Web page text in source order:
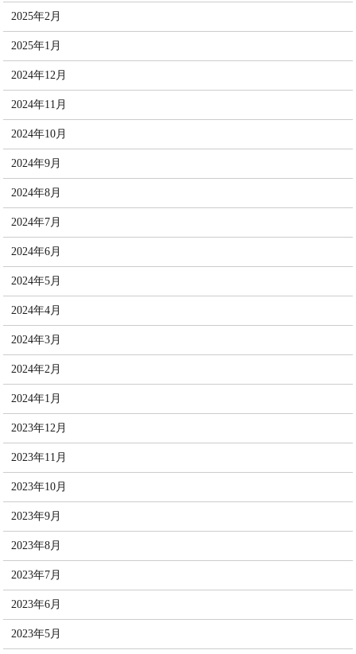
2025年2月
2025年1月
2024年12月
2024年11月
2024年10月
2024年9月
2024年8月
2024年7月
2024年6月
2024年5月
2024年4月
2024年3月
2024年2月
2024年1月
2023年12月
2023年11月
2023年10月
2023年9月
2023年8月
2023年7月
2023年6月
2023年5月